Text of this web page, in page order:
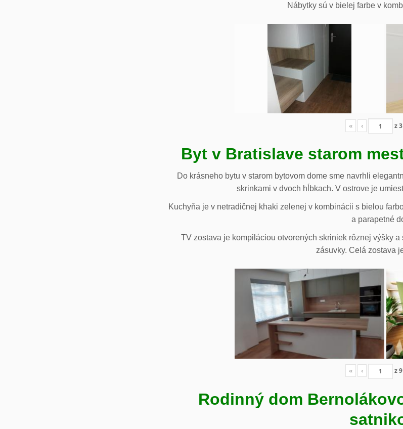
Nábytky sú v bielej farbe v
« ‹ z3
Byt v Bratislave starom
Do krásneho bytu v starom bytovom dome sme navrhli
skrinkami v dvoch hĺbkach. V ostrove je
Kuchyňa je v netradičnej khaki zelenej v kombinácii s bielou
a parapetné
TV zostava je kompiláciou otvorených skriniek rôznej výšky
zásuvky. Celá zostava
« ‹ z9
Rodinný dom